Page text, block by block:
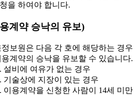
을 하여야 합니다.
계약 승낙의 유보)
보원은 다음 각 호에 해당하는 경우
계약의 승낙을 유보할 수 있습니다.
설비에 여유가 없는 경우
기술상에 지장이 있는 경우
이용계약을 신청한 사람이 14세 미만